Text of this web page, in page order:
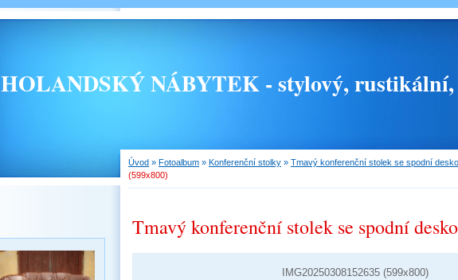
HOLANDSKÝ NÁBYTEK - stylový,
Úvod » Fotoalbum » Konferenční stolky » Tmavý konferenční stolek se spodní
(599x800)
Tmavý konferenční stolek se spodní
IMG20250308152635 (599x800)